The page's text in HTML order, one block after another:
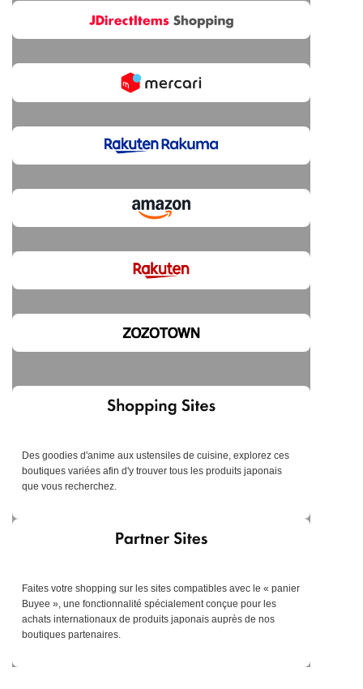
Des goodies d'anime aux ustensiles de cuisine, explorez ces
boutiques variées afin d'y trouver tous les produits japonais
que vous recherchez.
Faites votre shopping sur les sites compatibles avec le « panier
Buyee », une fonctionnalité spécialement conçue pour les
achats internationaux de produits japonais auprès de nos
boutiques partenaires.